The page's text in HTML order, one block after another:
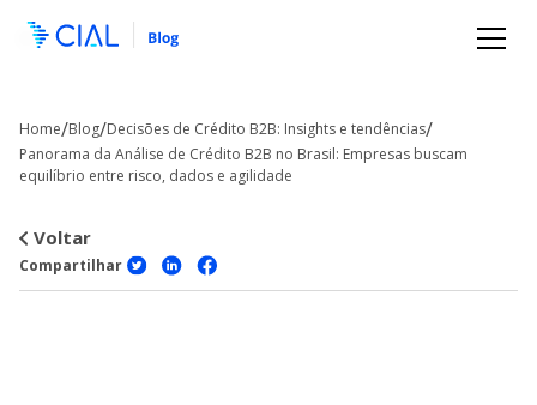
Home/Blog/Decisões de Crédito B2B: Insights e tendências/
Panorama da Análise de Crédito B2B no Brasil: Empresas buscam
equilíbrio entre risco, dados e agilidade
Voltar
Compartilhar